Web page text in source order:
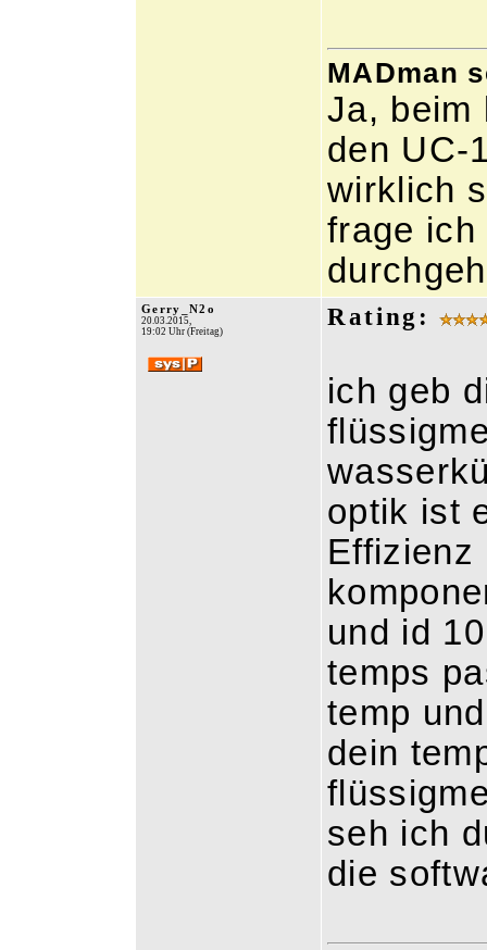
MADman
Ja, beim
den UC-
wirklich
frage ich
Gerry_N2o
20.03.2015,
19:02 Uhr (Freitag)
Rating:
ich geb
optik ist
Effizienz
und id
temps
temp
dein
seh ich
die